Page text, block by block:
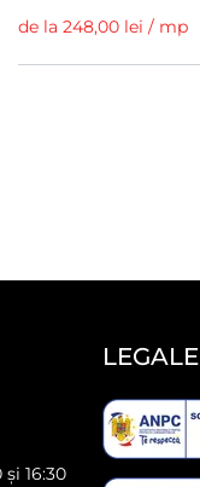
de la 248,00 lei / mp
16:30
LEGALE